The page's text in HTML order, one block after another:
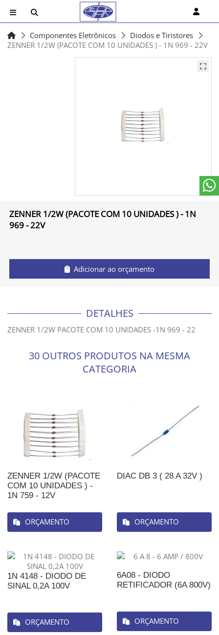
Componentes Eletrônicos
Diodos e Tiristores
ZENNER 1/2W (PACOTE COM 10 UNIDADES ) - 1N 969 - 22V
ZENNER 1/2W (PACOTE COM 10 UNIDADES ) - 1N
969 - 22V
Adicionar ao orçamento
DETALHES
ZENNER 1/2W PACOTE COM 10 UNIDADES -1N 969 - 22
30 OUTROS PRODUTOS NA MESMA
CATEGORIA
ZENNER 1/2W (PACOTE
COM 10 UNIDADES ) -
1N 759 - 12V
ORÇAMENTO
DIAC DB 3 ( 28 A 32V )
ORÇAMENTO
1N 4148 - DIODO DE
SINAL 0,2A 100V
ORÇAMENTO
6A08 - DIODO
RETIFICADOR (6A 800V)
ORÇAMENTO